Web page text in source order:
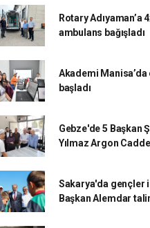
Rotary Adıyaman’a
ambulans bağışladı
Akademi
başladı
Gebze'de 5 Başkan
Yılmaz Argon
Sakarya'da gençler
Başkan Alemdar